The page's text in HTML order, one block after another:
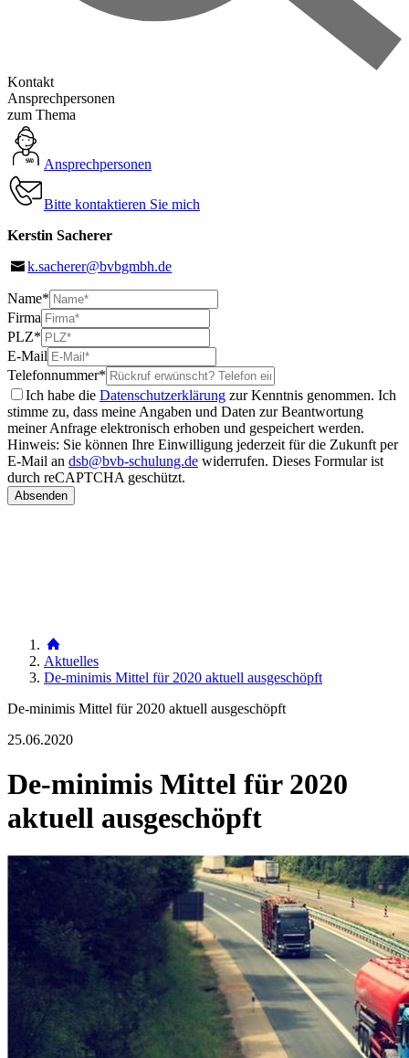
Kontakt
Ansprechpersonen
zum Thema
Ansprechpersonen
Bitte kontaktieren Sie mich
Kerstin Sacherer
k.sacherer@bvbgmbh.de
Name*
Firma
PLZ*
E-Mail
Telefonnummer*
Ich habe die Datenschutzerklärung zur Kenntnis genommen. Ich
stimme zu, dass meine Angaben und Daten zur Beantwortung
meiner Anfrage elektronisch erhoben und gespeichert werden.
Hinweis: Sie können Ihre Einwilligung jederzeit für die Zukunft per
E-Mail an dsb@bvb-schulung.de widerrufen. Dieses Formular ist
durch reCAPTCHA geschützt.
Aktuelles
De-minimis Mittel für 2020 aktuell ausgeschöpft
De-minimis Mittel für 2020 aktuell ausgeschöpft
25.06.2020
De-minimis Mittel für 2020
aktuell ausgeschöpft